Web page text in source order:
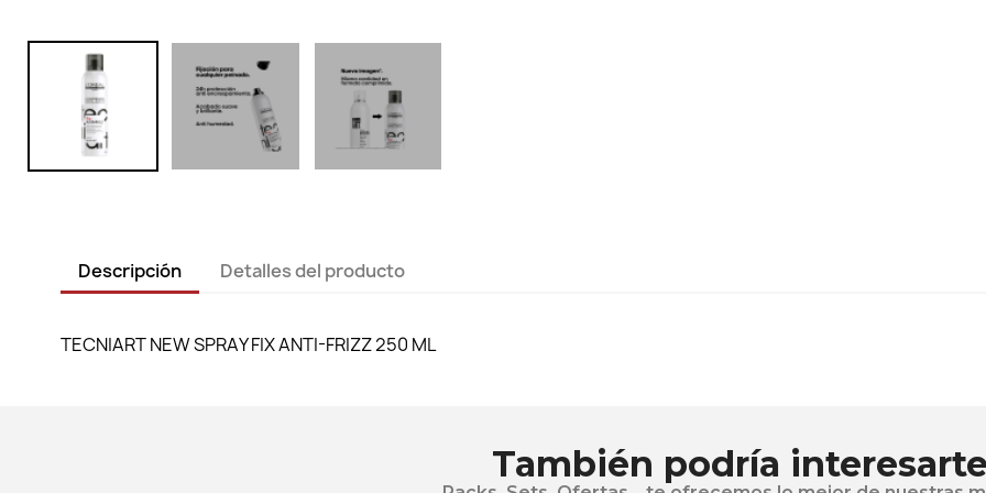
Descripción Detalles del producto
TECNIART NEW SPRAY FIX ANTI-FRIZZ 250 ML
También podría interesarte